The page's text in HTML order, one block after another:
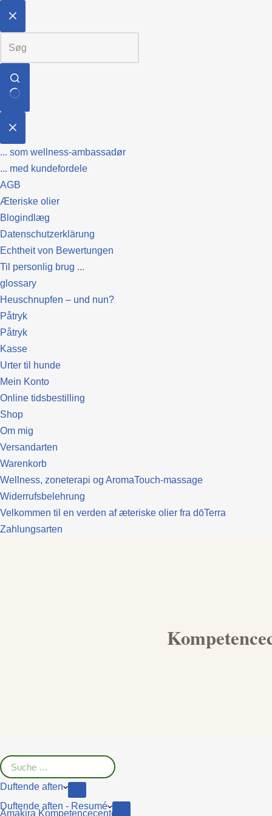
... som wellness-ambassadør
... med kundefordele
AGB
Æteriske olier
Blogindlæg
Datenschutzerklärung
Echtheit von Bewertungen
Til personlig brug ...
glossary
Heuschnupfen – und nun?
Påtryk
Påtryk
Kasse
Urter til hunde
Mein Konto
Online tidsbestilling
Shop
Om mig
Versandarten
Warenkorb
Wellness, zoneterapi og AromaTouch-massage
Widerrufsbelehrung
Velkommen til en verden af æteriske olier fra dōTerra
Zahlungsarten
Duftende aften
Duftende aften - Resumé
Amakira Kompetencecenter